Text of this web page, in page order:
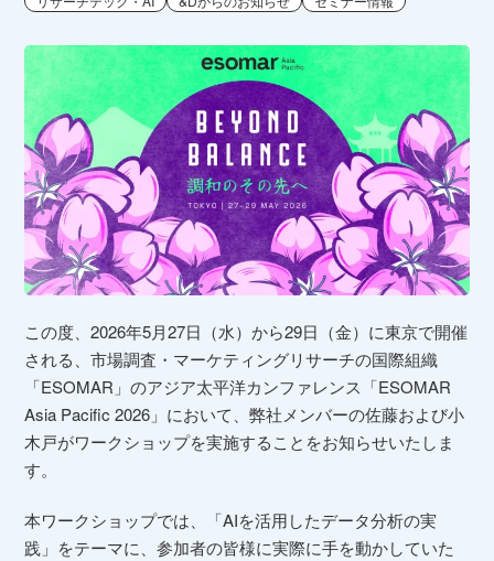
この度、2026年5月27日（水）から29日（金）に東京で開催
される、市場調査・マーケティングリサーチの国際組織
「ESOMAR」のアジア太平洋カンファレンス「ESOMAR
Asia Pacific 2026」において、弊社メンバーの佐藤および小
木戸がワークショップを実施することをお知らせいたしま
す。
本ワークショップでは、「AIを活用したデータ分析の実
践」をテーマに、参加者の皆様に実際に手を動かしていた